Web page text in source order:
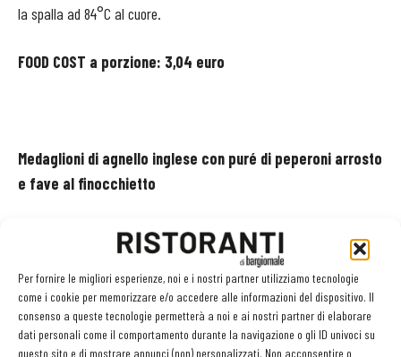
Per fornire le migliori esperienze, noi e i nostri partner utilizziamo tecnologie
come i cookie per memorizzare e/o accedere alle informazioni del dispositivo. Il
consenso a queste tecnologie permetterà a noi e ai nostri partner di elaborare
dati personali come il comportamento durante la navigazione o gli ID univoci su
questo sito e di mostrare annunci (non) personalizzati. Non acconsentire o
la spalla ad 84°C al cuore.
FOOD COST a porzione: 3,04 euro
Medaglioni di agnello inglese con puré di peperoni arrosto
e fave al finocchietto
(per 4 persone)
650 g carré di agnello inglese
500 g peperoni